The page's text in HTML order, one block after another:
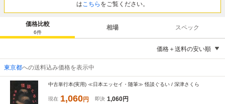
はこちら をご覧ください。
価格比較
6件
相場 スペック
価格＋送料の安い順
東京都への送料込み価格を表示中
中古単行本(実用) ≪日本エッセイ・随筆≫ 怪談ぐるい / 深津さくら
現在 1,060円 即決 1,060円